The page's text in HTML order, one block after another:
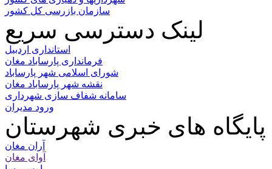
سازمان بازرسی کل کشور
لینک دسترسی سریع
استانداری اردبیل
فرمانداری پارساباد مغان
شورای اسلامی شهر پارساباد
نقشه شهر پارساباد مغان
سامانه شفاف سازی شهرداری
ورود مدیران
پایگاه های خبری شهرستان
آران مغان
آوای مغان